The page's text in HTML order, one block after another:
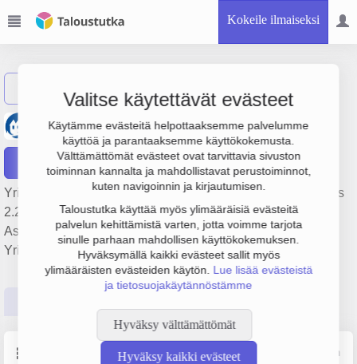
Kokeile ilmaiseksi
Valitse käytettävät evästeet
Käytämme evästeitä helpottaaksemme palvelumme
käyttöä ja parantaaksemme käyttökokemusta.
Välttämättömät evästeet ovat tarvittavia sivuston
toiminnan kannalta ja mahdollistavat perustoiminnot,
kuten navigoinnin ja kirjautumisen.
Taloustutka käyttää myös ylimääräisiä evästeitä
palvelun kehittämistä varten, jotta voimme tarjota
sinulle parhaan mahdollisen käyttökokemuksen.
Hyväksymällä kaikki evästeet sallit myös
ylimääräisten evästeiden käytön. Lue lisää evästeistä
ja tietosuojakäytännöstämme
Hyväksy välttämättömät
Hyväksy kaikki evästeet
Kotkan Asunnot Oy
Raportit
Yrityksen Kotkan Asunnot Oy liikevaihto on 18.2 milj. €, tulos
2.2 milj. € ja henkilöstömäärä 12. Sen päätoimiala on
Asuntojen vuokraus, perustamisvuosi 1978 ja sijainti Kotka.
Yrityksen yhtiömuoto Osakeyhtiö (OY).
Lähde: YTJ, PRH, Traficom